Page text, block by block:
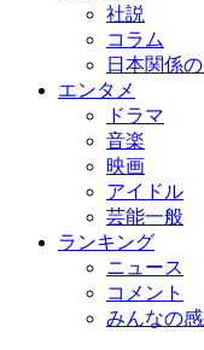
社説
コラム
日本関係
エンタメ
ドラマ
音楽
映画
アイドル
芸能一般
ランキング
ニュース
コメント
みんなの